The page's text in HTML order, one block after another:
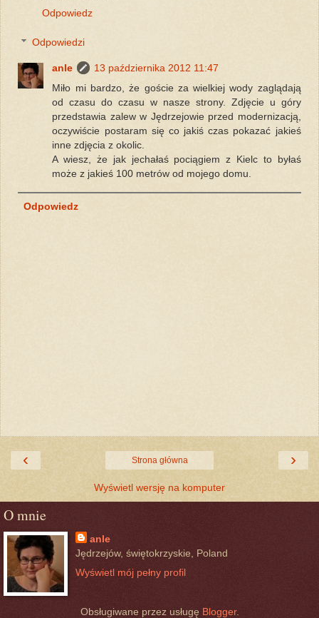
Odpowiedz
Odpowiedzi
anle
13 października 2012 11:47
Miło mi bardzo, że goście za wielkiej wody zaglądają
od czasu do czasu w nasze strony. Zdjęcie u góry
przedstawia zalew w Jędrzejowie przed modernizacją,
oczywiście postaram się co jakiś czas pokazać jakieś
inne zdjęcia z okolic.
A wiesz, że jak jechałaś pociągiem z Kielc to byłaś
może z jakieś 100 metrów od mojego domu.
Odpowiedz
‹ ›
Strona główna
Wyświetl wersję na komputer
O mnie
anle
Jędrzejów, świętokrzyskie, Poland
Wyświetl mój pełny profil
Obsługiwane przez usługę Blogger.